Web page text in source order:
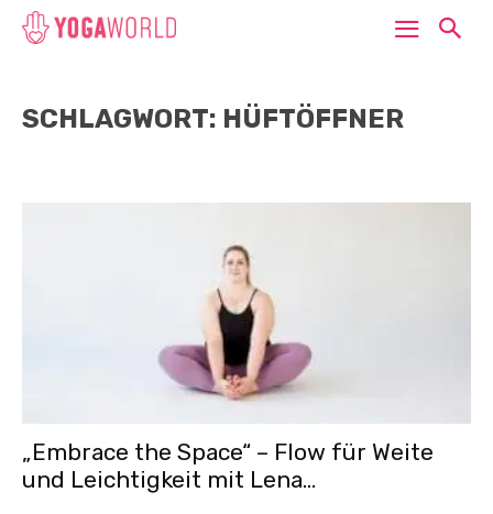
SCHLAGWORT: HÜFTÖFFNER
„Embrace the Space“ – Flow für Weite
und Leichtigkeit mit Lena...